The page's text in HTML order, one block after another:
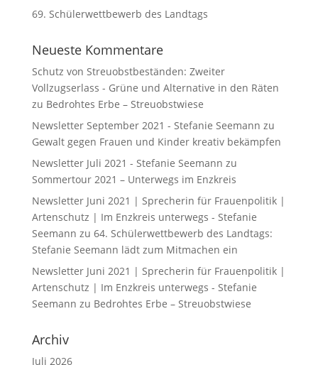
69. Schülerwettbewerb des Landtags
Neueste Kommentare
Schutz von Streuobstbeständen: Zweiter
Vollzugserlass - Grüne und Alternative in den Räten
zu Bedrohtes Erbe – Streuobstwiese
Newsletter September 2021 - Stefanie Seemann zu
Gewalt gegen Frauen und Kinder kreativ bekämpfen
Newsletter Juli 2021 - Stefanie Seemann zu
Sommertour 2021 – Unterwegs im Enzkreis
Newsletter Juni 2021 | Sprecherin für Frauenpolitik |
Artenschutz | Im Enzkreis unterwegs - Stefanie
Seemann zu 64. Schülerwettbewerb des Landtags:
Stefanie Seemann lädt zum Mitmachen ein
Newsletter Juni 2021 | Sprecherin für Frauenpolitik |
Artenschutz | Im Enzkreis unterwegs - Stefanie
Seemann zu Bedrohtes Erbe – Streuobstwiese
Archiv
Juli 2026